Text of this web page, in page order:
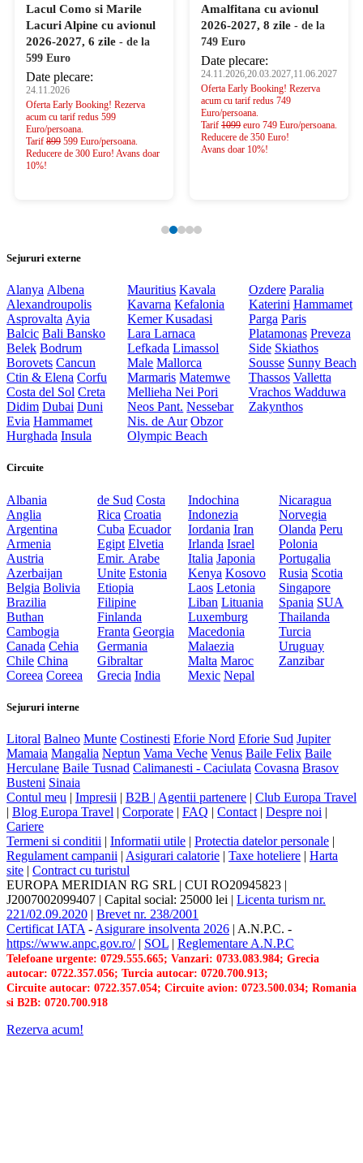
Lacul Como si Marile
Lacuri Alpine cu avionul
2026-2027, 6 zile - de la
599 Euro
Date plecare:
24.11.2026
Oferta Early Booking! Rezerva
acum cu tarif redus 599
Euro/persoana.
Tarif 899 599 Euro/persoana.
Reducere de 300 Euro! Avans doar
10%!
Amalfitana cu avionul
2026-2027, 8 zile - de la
749 Euro
Date plecare:
24.11.2026,20.03.2027,11.06.2027
Oferta Early Booking! Rezerva
acum cu tarif redus 749
Euro/persoana.
Tarif 1099 euro 749 Euro/persoana.
Reducere de 350 Euro!
Avans doar 10%!
Sejururi externe
Alanya Albena
Alexandroupolis
Asprovalta Ayia
Balcic Bali Bansko
Belek Bodrum
Borovets Cancun
Ctin & Elena Corfu
Costa del Sol Creta
Didim Dubai Duni
Evia Hammamet
Hurghada Insula
Mauritius Kavala
Kavarna Kefalonia
KemerKusadasi
LaraLarnaca
Lefkada Limassol
Male Mallorca
Marmaris Matemwe
MelliehaNei Pori
Neos Pant. Nessebar
Nis. de Aur Obzor
Olympic Beach
Ozdere Paralia
Katerini Hammamet
Parga Paris
Platamonas Preveza
Side Skiathos
Sousse Sunny Beach
Thassos Valletta
Vrachos Wadduwa
Zakynthos
Circuite
Albania
Anglia
Argentina
Armenia
Austria
Azerbaijan
Belgia Bolivia
Brazilia
Buthan
Cambogia
Canada Cehia
Chile China
Coreea Coreea
de Sud Costa
Rica Croatia
Cuba Ecuador
Egipt Elvetia
Emir. Arabe
Unite Estonia
Etiopia
Filipine
Finlanda
Franta Georgia
Germania
Gibraltar
Grecia India
Indochina
Indonezia
Iordania Iran
Irlanda Israel
Italia Japonia
Kenya Kosovo
Laos Letonia
Liban Lituania
Luxemburg
Macedonia
Malaezia
Malta Maroc
Mexic Nepal
Nicaragua
Norvegia
Olanda Peru
Polonia
Portugalia
Rusia Scotia
Singapore
Spania SUA
Thailanda
Turcia
Uruguay
Zanzibar
Sejururi interne
Litoral Balneo Munte Costinesti Eforie Nord Eforie Sud Jupiter
Mamaia Mangalia Neptun Vama Veche Venus Baile Felix Baile
Herculane Baile Tusnad Calimanesti - Caciulata Covasna Brasov
Busteni Sinaia
Contul meu | Impresii | B2B | Agentii partenere | Club Europa Travel
| Blog Europa Travel | Corporate | FAQ | Contact | Despre noi |
Cariere
Termeni si conditii | Informatii utile | Protectia datelor personale |
Regulament campanii | Asigurari calatorie | Taxe hoteliere | Harta
site | Contract cu turistul
EUROPA MERIDIAN RG SRL | CUI RO20945823 |
J2007002099407 | Capital social: 25000 lei | Licenta turism nr.
221/02.09.2020 | Brevet nr. 238/2001
Certificat IATA - Asigurare insolventa 2026 | A.N.P.C. -
https://www.anpc.gov.ro/| SOL | Reglementare A.N.P.C
Telefoane urgente: 0729.555.665; Vanzari: 0733.083.984; Grecia
autocar: 0722.357.056; Turcia autocar: 0720.700.913;
Circuite autocar: 0722.357.054; Circuite avion: 0723.500.034; Romania
si B2B: 0720.700.918
Rezerva acum!